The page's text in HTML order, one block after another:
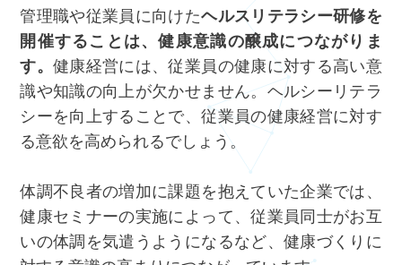
管理職や従業員に向けたヘルスリテラシー研修を
開催することは、健康意識の醸成につながりま
す。健康経営には、従業員の健康に対する高い意
識や知識の向上が欠かせません。ヘルシーリテラ
シーを向上することで、従業員の健康経営に対す
る意欲を高められるでしょう。
体調不良者の増加に課題を抱えていた企業では、
健康セミナーの実施によって、従業員同士がお互
いの体調を気遣うようになるなど、健康づくりに